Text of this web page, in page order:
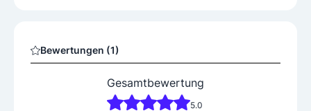
Bewertungen (1)
Gesamtbewertung
5.0